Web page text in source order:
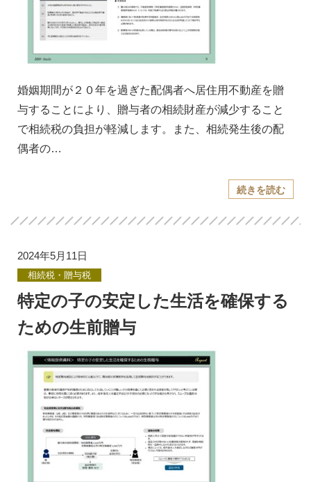
婚姻期間が２０年を過ぎた配偶者へ居住用不動産を贈
与することにより、贈与者の相続財産が減少すること
で相続税の負担が軽減します。また、相続発生後の配
偶者の…
続きを読む
2024年5月11日
相続税・贈与税
特定の子の安定した生活を確保する
ための生前贈与